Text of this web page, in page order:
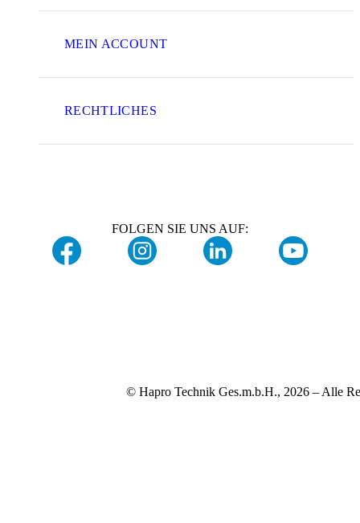
MEIN ACCOUNT
RECHTLICHES
FOLGEN SIE UNS AUF:
© Hapro Technik Ges.m.b.H., 2026 – Alle